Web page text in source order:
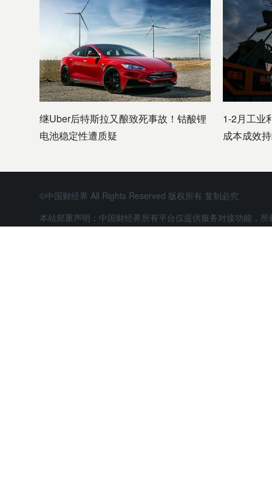
继Uber后特斯拉又酿致死事故！钴酸锂
电池稳定性遭质疑
1-2月工业
成本成效
©中国财经界 All Rights Reserved 版权所有 复制必究
本站郑重声明：中国财经界所有平台仅提供服务对接功能，